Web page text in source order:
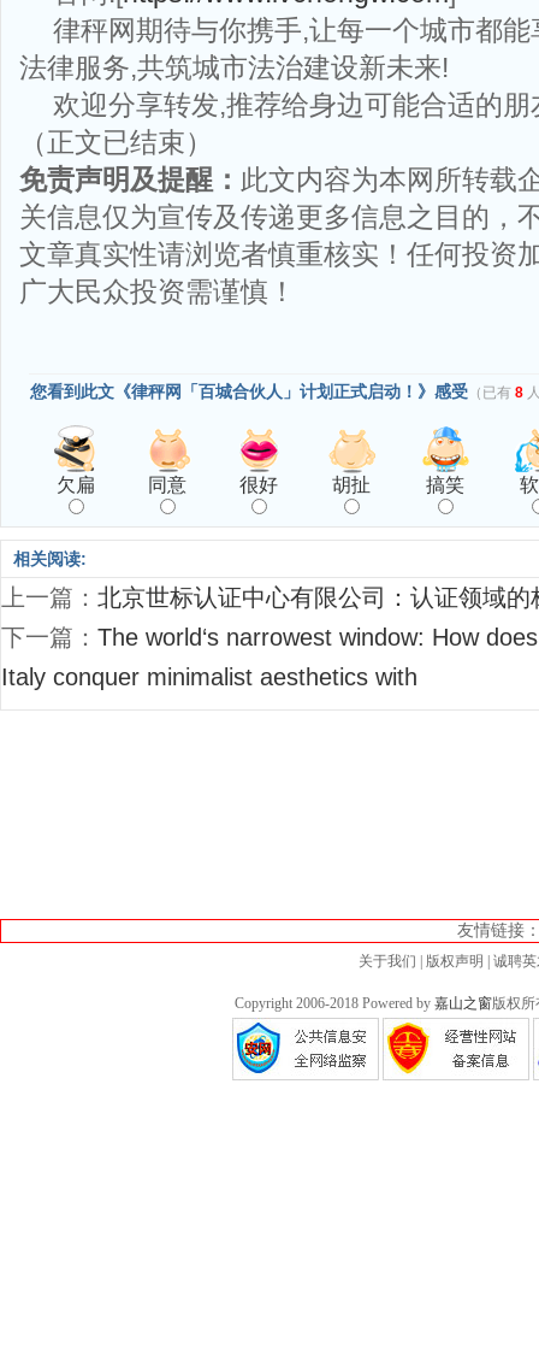
律秤网期待与你携手,让每一个城市都
法律服务,共筑城市法治建设新未来!
欢迎分享转发,推荐给身边可能合适的朋
（正文已结束）
免责声明及提醒： 此文内容为本网所转载
关信息仅为宣传及传递更多信息之目的，
文章真实性请浏览者慎重核实！任何投资
广大民众投资需谨慎！
您看到此文《律秤网「百城合伙人」计划正式启动！》感受 （已有 8
欠扁 同意 很好 胡扯 搞笑
相关阅读:
上一篇： 北京世标认证中心有限公司：认证领域的
下一篇： The world‘s narrowest window: How
Italy conquer minimalist aesthetics with
友情链接
关于我们 版权声明 诚聘
Copyright 2006-2018 Powered by 嘉山之窗版权